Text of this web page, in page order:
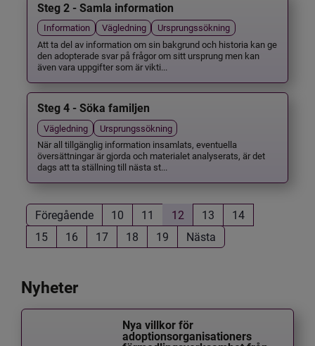
Steg 2 - Samla information
Information Vägledning
Ursprungssökning
Att ta del av information om sin bakgrund och historia kan ge
den adopterade svar på frågor om sitt ursprung men kan
även vara uppgifter som är vikti...
Steg 4 - Söka familjen
Vägledning
Ursprungssökning
När all tillgänglig information insamlats, eventuella
översättningar är gjorda och materialet analyserats, är det
dags att ta ställning till nästa st...
Föregående 10 11 12 13
14
15
16 17 18 19 Nästa
Nyheter
Nya villkor för
adoptionsorganisationers